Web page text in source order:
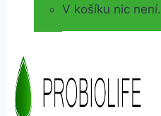
V košíku nic není.